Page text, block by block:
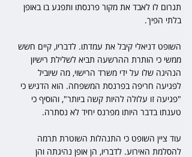
תגרום לו לאבד את מקור פרנסתו ותפגע בו באופן
בלתי הפיך.
השופט דניאלי קיבל את עמדתו. לדבריו, קיים חשש
ממשי כי הותרת ההרשעה תביא לשלילת רישיון
הנהיגה שלו על ידי משרד הרישוי, מה שיוביל
לפגיעה חריפה בפרנסת המשפחה. הוא הדגיש כי
"פגיעה זו עלולה להיות קשה ביותר", והוסיף כי
טענתו בדבר היותו מפרנס יחיד לא נסתרה.
עוד ציין השופט כי התנהלות השוטרת תרמה
להסלמת האירוע. לדבריו, הן אופן נהיגתה והן